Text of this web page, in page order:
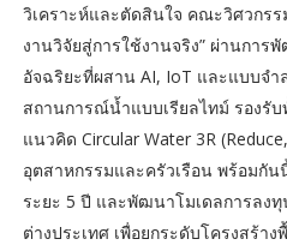
วิเคราะห์และตัดสินใจ คณะวิศวกร
งานวิจัยสู่การใช้งานจริง” ผ่านกา
อัจฉริยะที่ผสาน AI, IoT และแบบจำ
สถานการณ์น้ำแบบเรียลไทม์ รองรั
แนวคิด Circular Water 3R
อุตสาหกรรมและครัวเรือน พร้อมกั
ระยะ 5 ปี และพัฒนาโมเดลการลง
ต่างประเทศ เพื่อยกระดับโครงสร้า